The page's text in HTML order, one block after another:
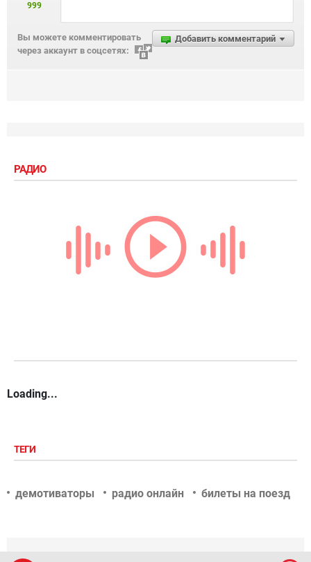
999
Добавить комментарий
Вы можете комментировать
через аккаунт в соцсетях:
РАДИО
Loading...
ТЕГИ
демотиваторы радио онлайн билеты на поезд